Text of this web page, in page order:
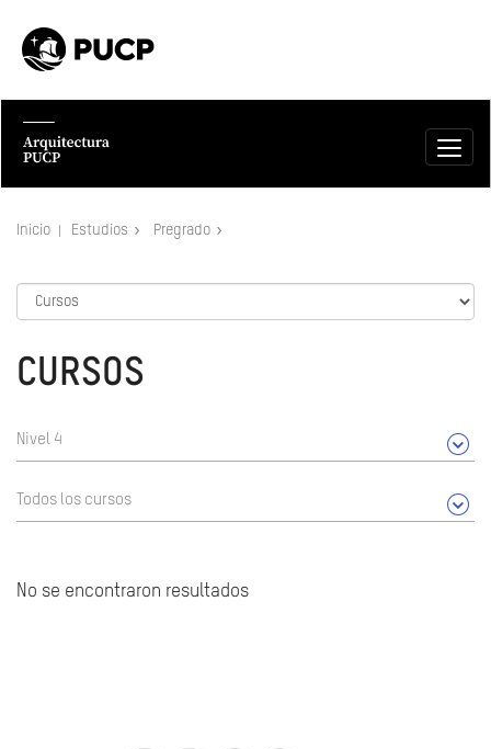
Inicio Estudios Pregrado
CURSOS
Nivel 4
Todos los cursos
No se encontraron resultados